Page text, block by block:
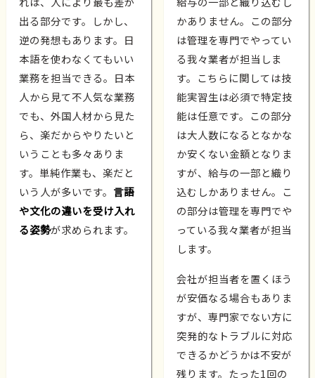
出る部分です。しかし、
逆の発想もあります。日
本語を使わなくてもいい
業務を担当できる。日本
人から見て不人気な業務
でも、外国人材から見た
ら、楽だからやりたいと
いうことも多々ありま
す。単純作業も、楽だと
いう人が多いです。 言語
や文化の違いを受け入れ
る姿勢が求められます。
かありません。この部分
は管理を専門でやってい
る我々業者が担当しま
す。こちらに関しては技
能実習生は必須で特定技
能は任意です。この部分
は大人数になるとなかな
か安くない金額となりま
すが、給与の一部と織り
込むしかありません。こ
の部分は管理を専門でや
っている我々業者が担当
します。
会社が担当者を置くほう
が安価なる場合もありま
すが、専門家でない方に
突発的なトラブルに対応
できるかどうかは不安が
残ります。たった1回の